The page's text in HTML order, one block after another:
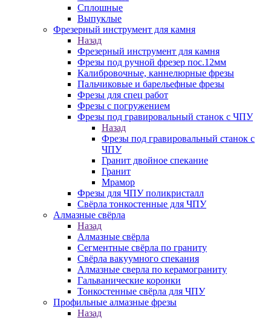
Сплошные
Выпуклые
Фрезерный инструмент для камня
Назад
Фрезерный инструмент для камня
Фрезы под ручной фрезер пос.12мм
Калибровочные, каннелюрные фрезы
Пальчиковые и барельефные фрезы
Фрезы для спец работ
Фрезы с погружением
Фрезы под гравировальный станок с ЧПУ
Назад
Фрезы под гравировальный станок с
ЧПУ
Гранит двойное спекание
Гранит
Мрамор
Фрезы для ЧПУ поликристалл
Свёрла тонкостенные для ЧПУ
Алмазные свёрла
Назад
Алмазные свёрла
Сегментные свёрла по граниту
Свёрла вакуумного спекания
Алмазные сверла по керамограниту
Гальванические коронки
Тонкостенные свёрла для ЧПУ
Профильные алмазные фрезы
Назад